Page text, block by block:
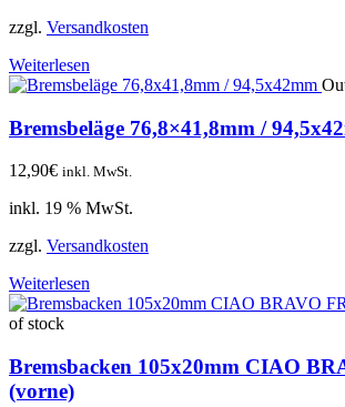
zzgl. Versandkosten
Weiterlesen
Bremsbeläge 76,8×41,8mm /
12,90€ inkl. MwSt.
inkl. 19 % MwSt.
zzgl. Versandkosten
Weiterlesen
of stock
Bremsbacken 105x20mm CIAO
(vorne)